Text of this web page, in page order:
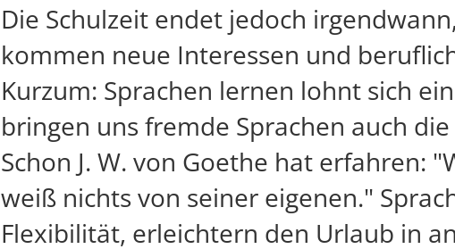
Die Schulzeit endet jedoch
kommen neue Interessen und
Kurzum: Sprachen lernen lohnt sich
bringen uns fremde Sprachen auch
Schon J. W. von Goethe hat erfahren:
weiß nichts von seiner eigenen."
Flexibilität, erleichtern den Urlaub in